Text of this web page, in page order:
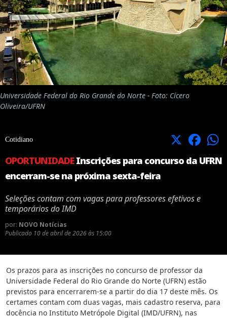
Universidade Federal do Rio Grande do Norte - Foto: Cícero
Oliveira/UFRN
Cotidiano X Facebook
OPORTUNIDADEInscrições para concurso da UFRN
encerram-se na próxima sexta-feira
Seleções contam com vagas para professores efetivos e
temporários do IMD
por: NOVO Notícias
Publicado 10 de abril de 2026 às 15:00
Os prazos para as inscrições no concurso de professor da
Universidade Federal do Rio Grande do Norte (UFRN) estão
previstos para encerrarem-se a partir do dia 17 deste mês. Os
certames contam com duas vagas, mais cadastro reserva, para
docência no Instituto Metrópole Digital (IMD/UFRN), nas